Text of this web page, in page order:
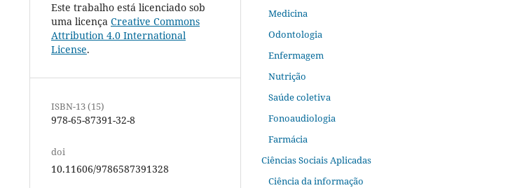
Este trabalho está licenciado sob
uma licença Creative Commons
Attribution 4.0 International
License.
ISBN-13 (15)
978-65-87391-32-8
doi
10.11606/9786587391328
Medicina
Odontologia
Enfermagem
Nutrição
Saúde coletiva
Fonoaudiologia
Farmácia
Ciências Sociais Aplicadas
Ciência da informação